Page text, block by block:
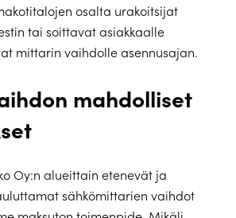
osalta urakoitsijat
tai soittavat asiakkaalle
mittarin vaihdolle asennusajan.
mahdolliset
Oy:n alueittain etenevät ja
sähkömittarien vaihdot